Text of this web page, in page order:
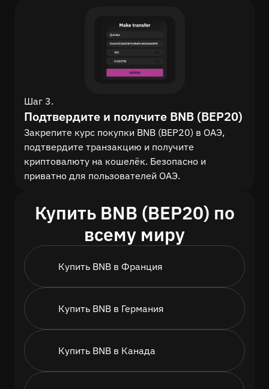
Шаг 3.
Подтвердите и получите BNB (BEP20)
Закрепите курс покупки BNB (BEP20) в ОАЭ,
подтвердите транзакцию и получите
криптовалюту на кошелёк. Безопасно и
приватно для пользователей ОАЭ.
Купить BNB (BEP20) по
всему миру
Купить BNB в Франция
Купить BNB в Германия
Купить BNB в Канада